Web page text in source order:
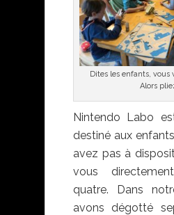
Dites les enfants, vous
Alors
Nintendo Labo
destiné aux
avez pas à
vous
quatre. Dans
avons dégotté